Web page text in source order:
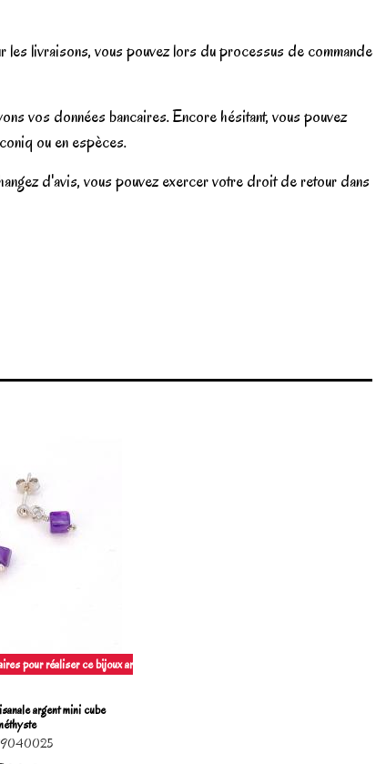
livraisons, vous pouvez lors du processus de commande
vos données bancaires. Encore hésitant, vous pouvez
ou en espèces.
d'avis, vous pouvez exercer votre droit de retour dans
pour réaliser ce bijoux artisanl à la main.
argent mini cube